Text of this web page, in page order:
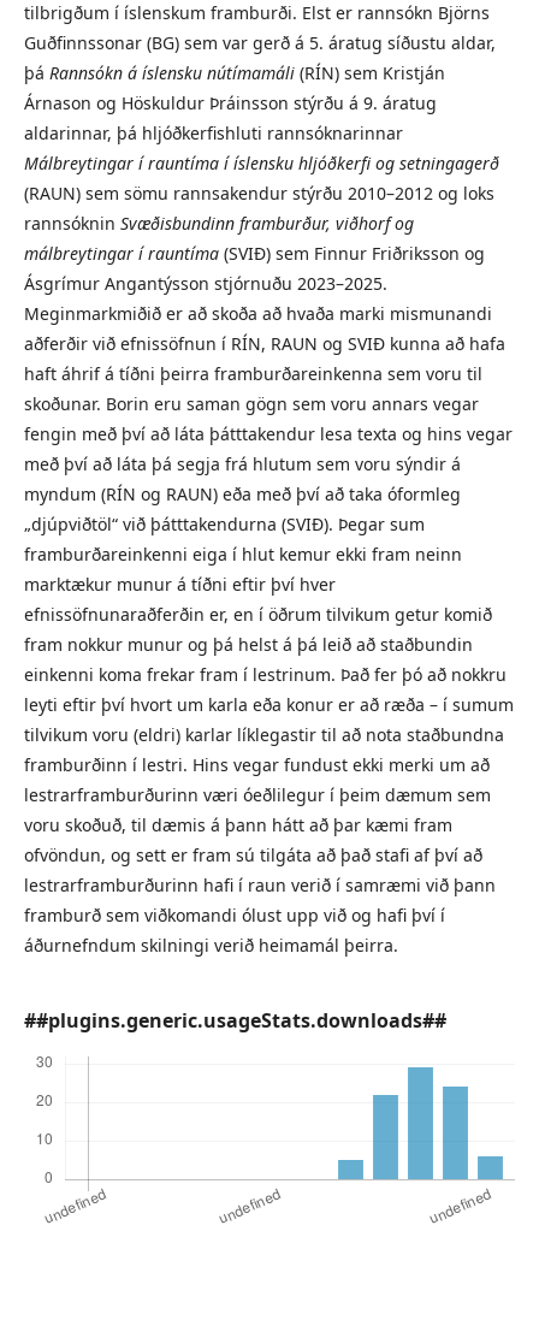
tilbrigðum í íslenskum framburði. Elst er rannsókn Björns
Guðfinnssonar (BG) sem var gerð á 5. áratug síðustu aldar,
þá Rannsókn á íslensku nútímamáli (RÍN) sem Kristján
Árnason og Höskuldur Þráinsson stýrðu á 9. áratug
aldarinnar, þá hljóðkerfishluti rannsóknarinnar
Málbreytingar í rauntíma í íslensku hljóðkerfi og setningagerð
(RAUN) sem sömu rannsakendur stýrðu 2010–2012 og loks
rannsóknin Svæðisbundinn framburður, viðhorf og
málbreytingar í rauntíma (SVIÐ) sem Finnur Friðriksson og
Ásgrímur Angantýsson stjórnuðu 2023–2025.
Meginmarkmiðið er að skoða að hvaða marki mismunandi
aðferðir við efnissöfnun í RÍN, RAUN og SVIÐ kunna að hafa
haft áhrif á tíðni þeirra framburðareinkenna sem voru til
skoðunar. Borin eru saman gögn sem voru annars vegar
fengin með því að láta þátttakendur lesa texta og hins vegar
með því að láta þá segja frá hlutum sem voru sýndir á
myndum (RÍN og RAUN) eða með því að taka óformleg
„djúpviðtöl“ við þátttakendurna (SVIÐ). Þegar sum
framburðareinkenni eiga í hlut kemur ekki fram neinn
marktækur munur á tíðni eftir því hver
efnissöfnunaraðferðin er, en í öðrum tilvikum getur komið
fram nokkur munur og þá helst á þá leið að staðbundin
einkenni koma frekar fram í lestrinum. Það fer þó að nokkru
leyti eftir því hvort um karla eða konur er að ræða – í sumum
tilvikum voru (eldri) karlar líklegastir til að nota staðbundna
framburðinn í lestri. Hins vegar fundust ekki merki um að
lestrarframburðurinn væri óeðlilegur í þeim dæmum sem
voru skoðuð, til dæmis á þann hátt að þar kæmi fram
ofvöndun, og sett er fram sú tilgáta að það stafi af því að
lestrarframburðurinn hafi í raun verið í samræmi við þann
framburð sem viðkomandi ólust upp við og hafi því í
áðurnefndum skilningi verið heimamál þeirra.
##plugins.generic.usageStats.downloads##